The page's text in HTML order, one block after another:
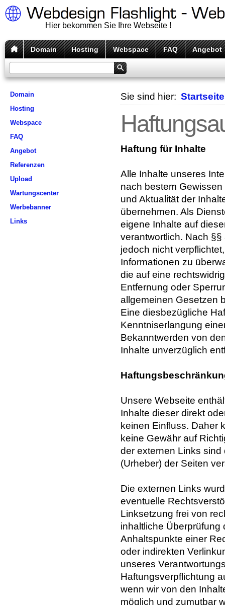
Hier bekommen Sie Ihre Webseite !
Domain Hosting Webspace FAQ Angebot
Domain
Hosting
Webspace
FAQ
Angebot
Referenzen
Upload
Wartungscenter
Werbebanner
Links
Sie sind hier: Startseite
Haftung für Inhalte
Alle Inhalte unseres
nach bestem
und Aktualität der
übernehmen. Als
eigene Inhalte auf
verantwortlich. Nach
jedoch nicht
Informationen zu
die auf eine
Entfernung oder
allgemeinen Gesetzen
Eine diesbezügliche
Kenntniserlangung
Bekanntwerden von
Inhalte unverzüglich
Unsere Webseite
Inhalte dieser direkt
keinen Einfluss. Daher
keine Gewähr auf
der externen Links sind
(Urheber) der Seiten
Die externen Links
eventuelle
Linksetzung frei von
inhaltliche
Anhaltspunkte einer
oder indirekten
unseres
Haftungsverpflichtung
wenn wir von den
möglich und zumutbar